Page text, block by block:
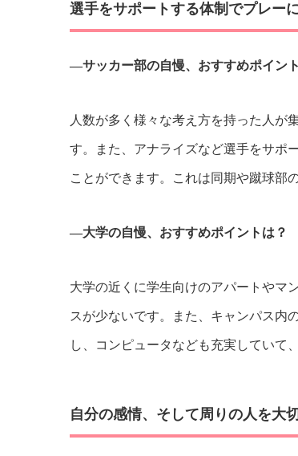
選手をサポートする体制でプレー
―サッカー部の自慢、おすすめポイン
人数が多く様々な考え方を持った人が
す。また、アナライズなど選手をサポ
ことができます。これは同期や蹴球部
―大学の自慢、おすすめポイントは？
大学の近くに学生向けのアパートやマ
スが少ないです。また、キャンパス内
し、コンピュータなども充実していて
自分の感情、そして周りの人を大